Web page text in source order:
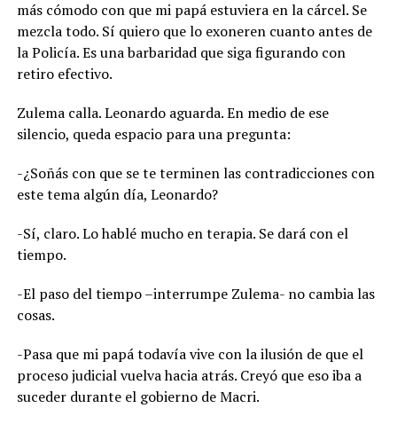
más cómodo con que mi papá estuviera en la cárcel. Se
mezcla todo. Sí quiero que lo exoneren cuanto antes de
la Policía. Es una barbaridad que siga figurando con
retiro efectivo.
Zulema calla. Leonardo aguarda. En medio de ese
silencio, queda espacio para una pregunta:
-¿Soñás con que se te terminen las contradicciones con
este tema algún día, Leonardo?
-Sí, claro. Lo hablé mucho en terapia. Se dará con el
tiempo.
-El paso del tiempo –interrumpe Zulema- no cambia las
cosas.
-Pasa que mi papá todavía vive con la ilusión de que el
proceso judicial vuelva hacia atrás. Creyó que eso iba a
suceder durante el gobierno de Macri.